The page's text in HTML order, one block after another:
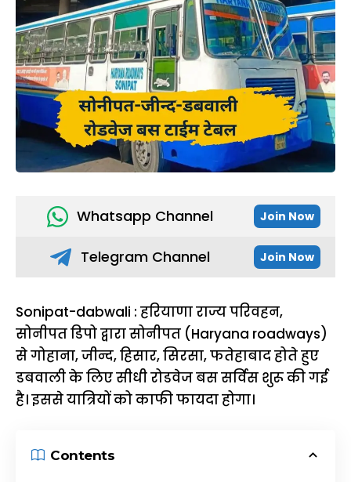
Whatsapp Channel Join Now
Telegram Channel Join Now
Sonipat-dabwali : हरियाणा राज्य परिवहन,
सोनीपत डिपो द्वारा सोनीपत (Haryana roadways)
से गोहाना, जीन्द, हिसार, सिरसा, फतेहाबाद होते हुए
डबवाली के लिए सीधी रोडवेज बस सर्विस शुरू की गई
है। इससे यात्रियों को काफी फायदा होगा।
Contents